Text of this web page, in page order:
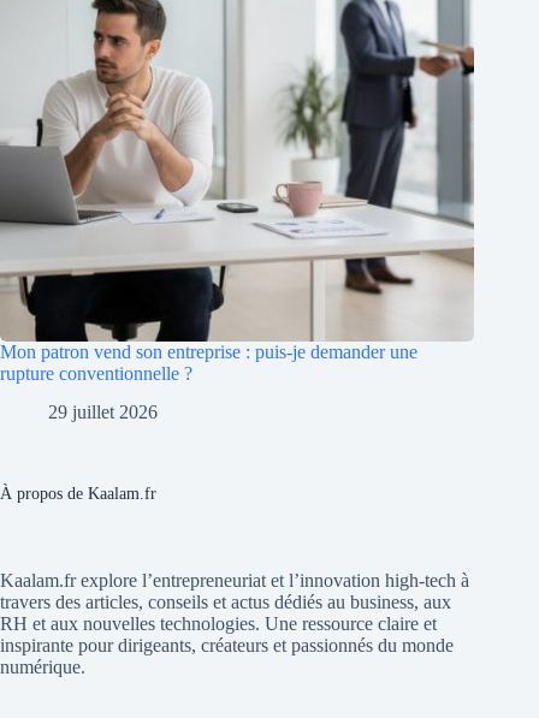
Mon patron vend son entreprise : puis-je demander une
rupture conventionnelle ?
29 juillet 2026
À propos de Kaalam.fr
Kaalam.fr explore l’entrepreneuriat et l’innovation high-tech à
travers des articles, conseils et actus dédiés au business, aux
RH et aux nouvelles technologies. Une ressource claire et
inspirante pour dirigeants, créateurs et passionnés du monde
numérique.